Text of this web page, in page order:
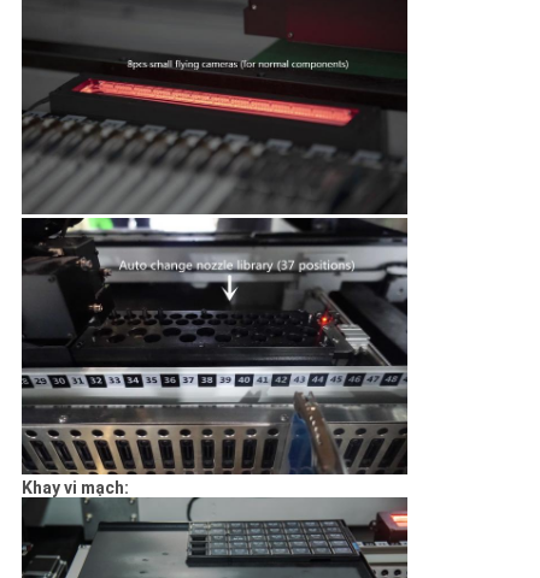
Khay vi mạch: